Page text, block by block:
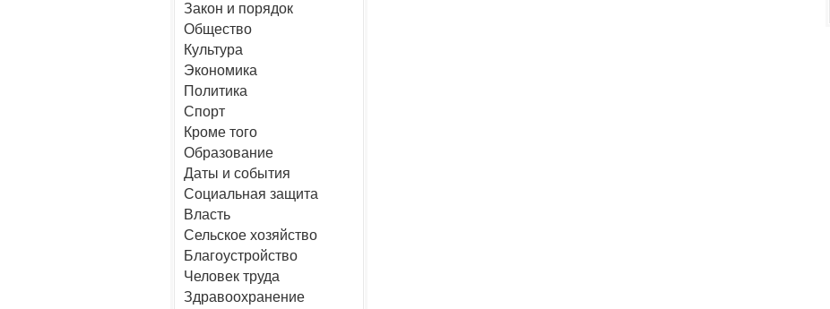
Закон и порядок
Общество
Культура
Экономика
Политика
Спорт
Кроме того
Образование
Даты и события
Социальная защита
Власть
Сельское хозяйство
Благоустройство
Человек труда
Здравоохранение